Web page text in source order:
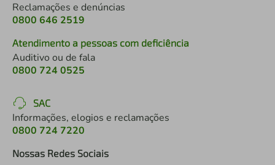
Reclamações e denúncias
0800 646 2519
Atendimento a pessoas com deficiência
Auditivo ou de fala
0800 724 0525
SAC
Informações, elogios e reclamações
0800 724 7220
Nossas Redes Sociais